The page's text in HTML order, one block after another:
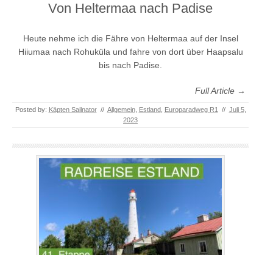
Von Heltermaa nach Padise
Heute nehme ich die Fähre von Heltermaa auf der Insel
Hiiumaa nach Rohuküla und fahre von dort über Haapsalu
bis nach Padise.
Full Article →
Posted by: Käpten Sailnator // Allgemein, Estland, Europaradweg R1 // Juli 5,
2023